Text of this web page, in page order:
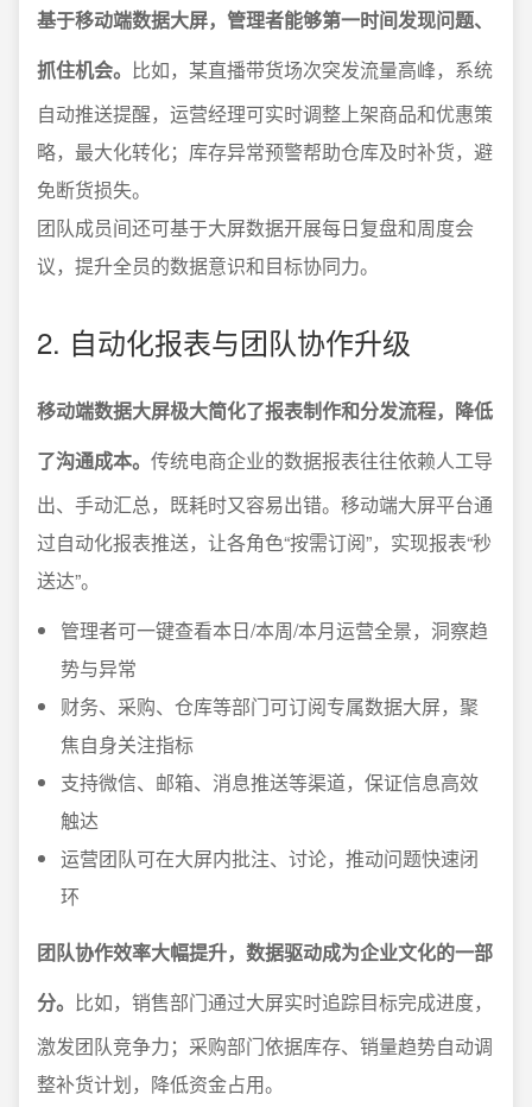
基于移动端数据大屏，管理者能够第一时间发现问题、
抓住机会。 比如，某直播带货场次突发流量高峰，系统
自动推送提醒，运营经理可实时调整上架商品和优惠策
略，最大化转化；库存异常预警帮助仓库及时补货，避
免断货损失。
团队成员间还可基于大屏数据开展每日复盘和周度会
议，提升全员的数据意识和目标协同力。
2. 自动化报表与团队协作升级
移动端数据大屏极大简化了报表制作和分发流程，降低
了沟通成本。 传统电商企业的数据报表往往依赖人工导
出、手动汇总，既耗时又容易出错。移动端大屏平台通
过自动化报表推送，让各角色“按需订阅”，实现报表“秒
送达”。
管理者可一键查看本日/本周/本月运营全景，洞察趋
势与异常
财务、采购、仓库等部门可订阅专属数据大屏，聚
焦自身关注指标
支持微信、邮箱、消息推送等渠道，保证信息高效
触达
运营团队可在大屏内批注、讨论，推动问题快速闭
环
团队协作效率大幅提升，数据驱动成为企业文化的一部
分。 比如，销售部门通过大屏实时追踪目标完成进度，
激发团队竞争力；采购部门依据库存、销量趋势自动调
整补货计划，降低资金占用。